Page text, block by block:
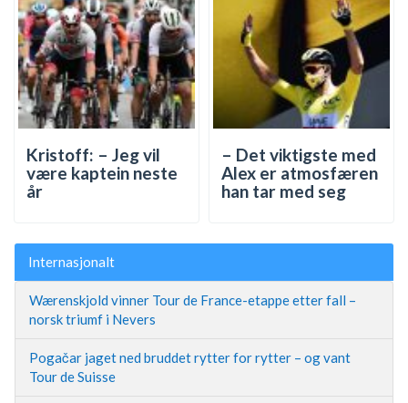
Kristoff: – Jeg vil
være kaptein neste
år
– Det viktigste med
Alex er atmosfæren
han tar med seg
Internasjonalt
Wærenskjold vinner Tour de France-etappe etter fall –
norsk triumf i Nevers
Pogačar jaget ned bruddet rytter for rytter – og vant
Tour de Suisse